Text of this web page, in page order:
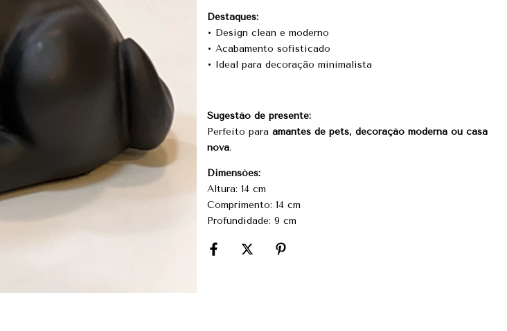
Destaques:
• Design clean e moderno
• Acabamento sofisticado
• Ideal para decoração minimalista
Sugestão de presente:
Perfeito para amantes de pets, decoração moderna ou casa
nova.
Dimensões:
Altura: 14 cm
Comprimento: 14 cm
Profundidade: 9 cm